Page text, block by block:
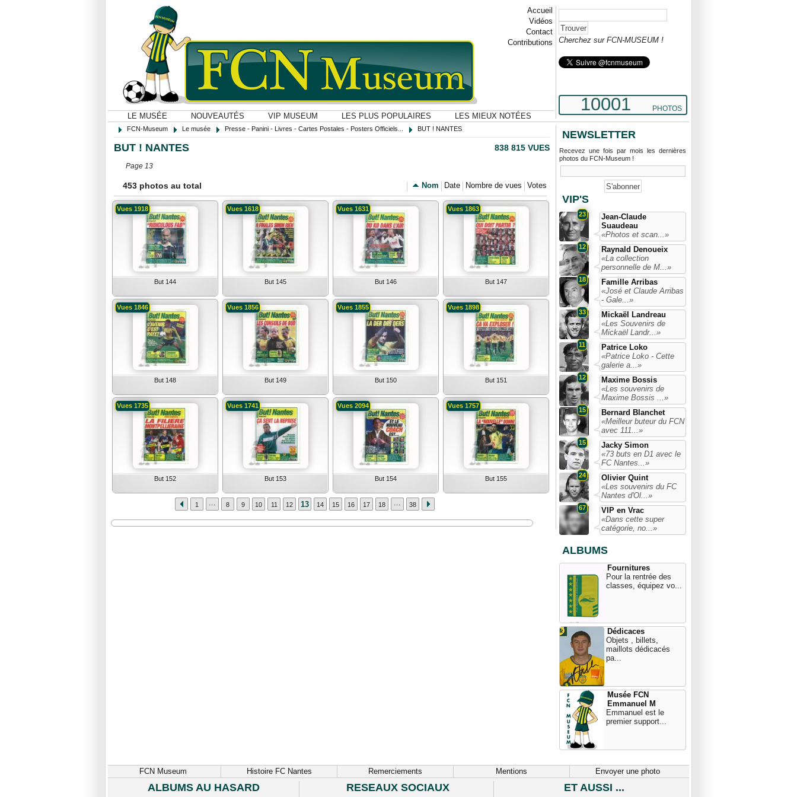
Accueil
Vidéos
Contact
Contributions
LE MUSÉE NOUVEAUTÉS VIP MUSEUM LES PLUS POPULAIRES LES MIEUX NOTÉES
Cherchez sur FCN-MUSEUM !
10001 PHOTOS
FCN-Museum Le musée Presse - Panini - Livres - Cartes Postales - Posters Officiels... BUT ! NANTES
BUT ! NANTES 838 815 VUES
Page 13
453 photos au total Votes
Nombre de vues
Date
Nom
But 144
Vues 1918
But 145
Vues 1618
But 146
Vues 1631
But 147
Vues 1863
But 148
Vues 1846
But 149
Vues 1856
But 150
Vues 1855
But 151
Vues 1898
But 152
Vues 1735
But 153
Vues 1741
But 154
Vues 2094
But 155
Vues 1757
1 ... 8 9 10 11 12 13 14 15 16 17 18 ... 38
NEWSLETTER
Recevez une fois par mois les dernières
photos du FCN-Museum !
VIP'S
23
Jean-Claude
Suaudeau
«Photos et scan...»
12
Raynald Denoueix
«La collection
personnelle de M...»
18
Famille Arribas
«José et Claude Arribas
- Gale...»
33
Mickaël Landreau
«Les Souvenirs de
Mickaël Landr...»
11
Patrice Loko
«Patrice Loko - Cette
galerie a...»
12
Maxime Bossis
«Les souvenirs de
Maxime Bossis ...»
15
Bernard Blanchet
«Meilleur buteur du FCN
avec 111...»
15
Jacky Simon
«73 buts en D1 avec le
FC Nantes...»
24
Olivier Quint
«Les souvenirs du FC
Nantes d'Ol...»
67
VIP en Vrac
«Dans cette super
catégorie, no...»
ALBUMS
Fournitures
Pour la rentrée des
classes, équipez vo...
Dédicaces
Objets , billets,
maillots dédicacés
pa...
Musée FCN
Emmanuel M
Emmanuel est le
premier support...
FCN Museum Histoire FC Nantes Remerciements Mentions Envoyer une photo
ALBUMS AU HASARD RESEAUX SOCIAUX ET AUSSI ...